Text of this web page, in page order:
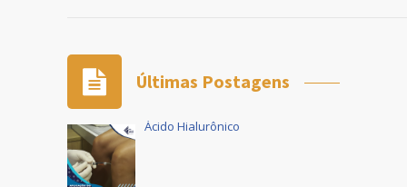
Últimas Postagens
Ácido Hialurônico